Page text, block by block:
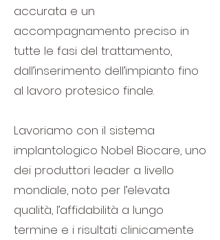
accurata e un
accompagnamento preciso in
tutte le fasi del trattamento,
dall’inserimento dell’impianto fino
al lavoro protesico finale.
Lavoriamo con il sistema
implantologico Nobel Biocare, uno
dei produttori leader a livello
mondiale, noto per l’elevata
qualità, l’affidabilità a lungo
termine e i risultati clinicamente